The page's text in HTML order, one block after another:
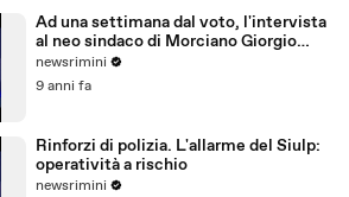
Ad una settimana dal voto, l'intervista
al neo sindaco di Morciano Giorgio
Ciotti
newsrimini
9 anni fa
Rinforzi di polizia. L'allarme del Siulp:
operatività a rischio
newsrimini